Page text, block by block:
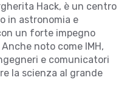
Hack, è un centro
in astronomia e
un forte impegno
Anche noto come IMH,
e comunicatori
la scienza al grande